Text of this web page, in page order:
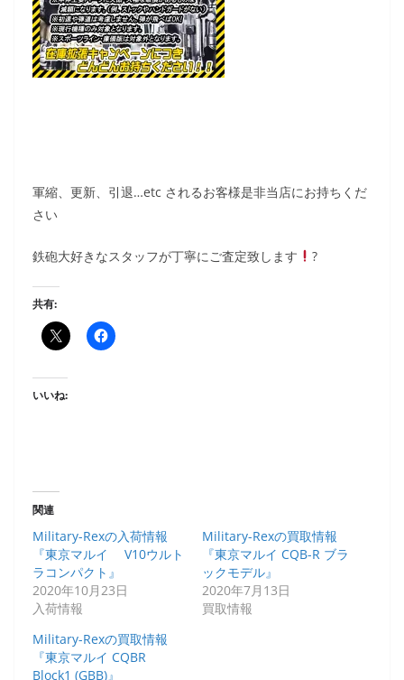
軍縮、更新、引退…etc されるお客様是非当店にお持ちくだ
さい
鉄砲大好きなスタッフが丁寧にご査定致します ?
共有:
いいね:
関連
Military-Rexの入荷情報
『東京マルイ V10ウルト
ラコンパクト』
2020年10月23日
入荷情報
Military-Rexの買取情報
『東京マルイ CQB-R ブラ
ックモデル』
2020年7月13日
買取情報
Military-Rexの買取情報
『東京マルイ CQBR
Block1 (GBB)』